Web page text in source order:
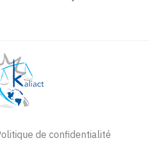
de confidentialité